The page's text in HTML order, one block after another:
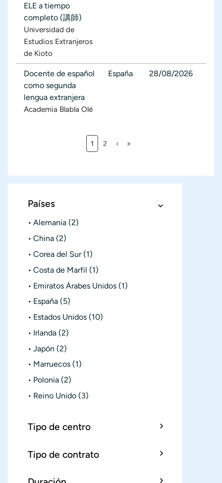
ELE a tiempo
completo (講師)
Universidad de
Estudios Extranjeros
de Kioto
Docente de español
como segunda
lengua extranjera
Academia Blabla Olé
España 28/08/2026
Paginación
Página actual
1 Página
2 Siguiente página
› Última página
»
Países
Alemania (2)
China (2)
Corea del Sur (1)
Costa de Marfil (1)
Emiratos Árabes Unidos (1)
España (5)
Estados Unidos (10)
Irlanda (2)
Japón (2)
Marruecos (1)
Polonia (2)
Reino Unido (3)
Tipo de centro
Tipo de contrato